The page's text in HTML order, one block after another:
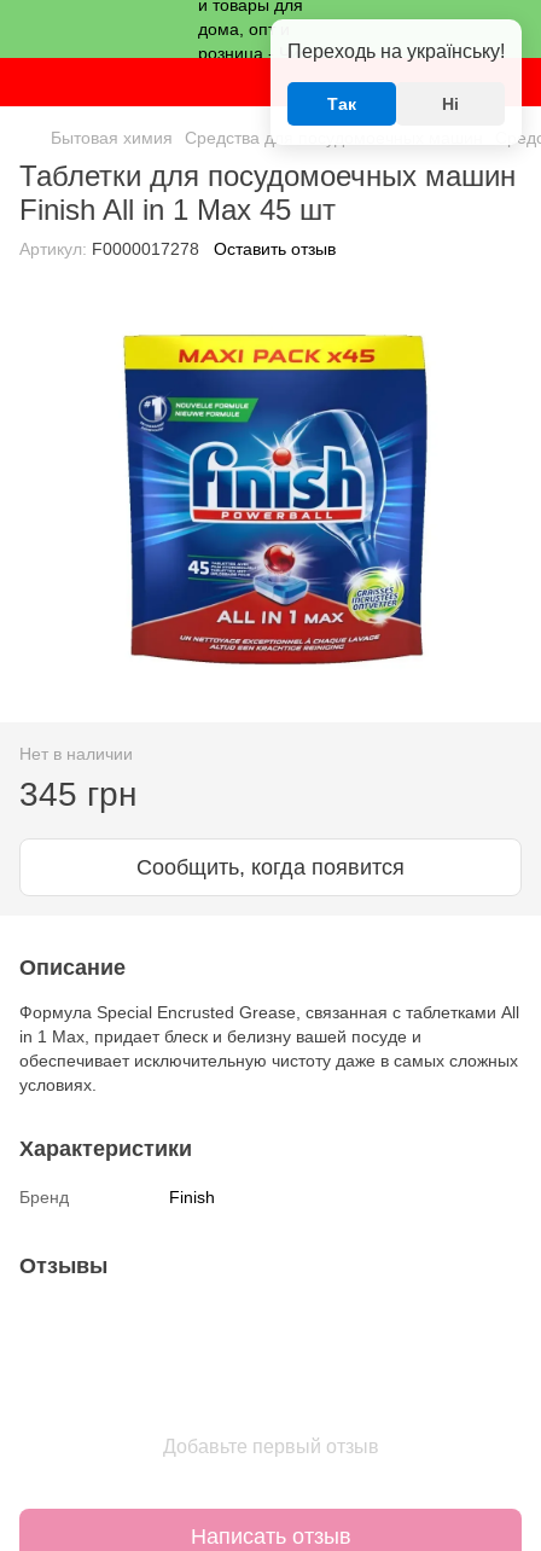
Бытовая химия Средства для посудомоечных машин
Таблетки для посудомоечных машин
Finish All in 1 Max 45 шт
Артикул: F0000017278 Оставить отзыв
Нет в наличии
345 грн
Сообщить, когда появится
Описание
Формула Special Encrusted Grease, связанная с таблетками All
in 1 Max, придает блеск и белизну вашей посуде и
обеспечивает исключительную чистоту даже в самых сложных
условиях.
Характеристики
Бренд Finish
Отзывы
Добавьте первый отзыв
Написать отзыв
Переходь на українську!
Так Ні